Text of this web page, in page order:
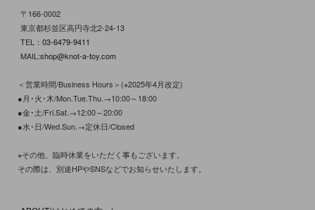
〒166-0002
東京都杉並区高円寺北2-24-13
TEL： 03-6479-9411
MAIL:shop@knot-a-toy.com
＜営業時間/Business Hours＞(※2025年4月改定)
●月･火･木/Mon.Tue.Thu.→10:00～18:00
●金･土/Fri.Sat.→12:00～20:00
●水･日/Wed.Sun.→定休日/Closed
※その他、臨時休業をいただく事もございます。
その際は、別途HPやSNSなどでお知らせいたします。